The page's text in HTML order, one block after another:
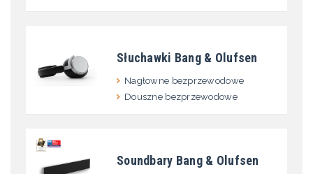
Słuchawki Bang & Olufsen
Nagłowne bezprzewodowe
Douszne bezprzewodowe
Soundbary Bang & Olufsen